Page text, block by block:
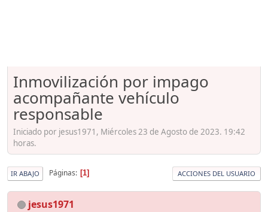
Inmovilización por impago
acompañante vehículo
responsable
Iniciado por jesus1971, Miércoles 23 de Agosto de 2023. 19:42
horas.
IR ABAJO Páginas 1 ACCIONES DEL USUARIO
jesus1971